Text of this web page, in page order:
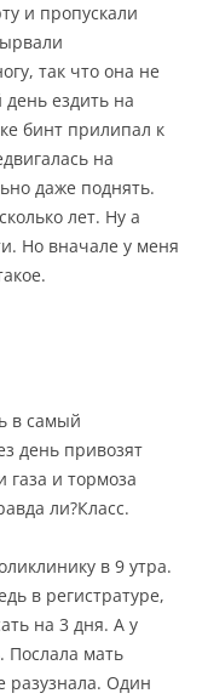
и пропускали
так что она не
ездить на
бинт прилипал к
на
даже поднять.
лет. Ну а
Но вначале у меня
в самый
день привозят
и тормоза
ли?Класс.
в 9 утра.
в регистратуре,
на 3 дня. А у
Послала мать
разузнала. Один